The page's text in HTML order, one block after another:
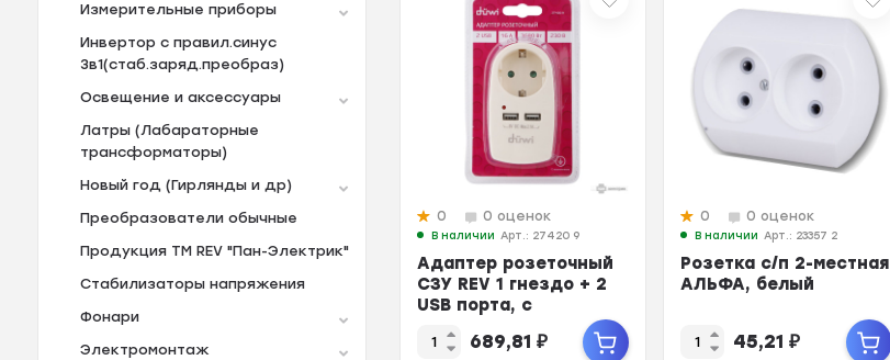
Измерительные приборы
Инвертор с правил.синус
3в1(стаб.заряд.преобраз)
Освещение и аксессуары
Латры (Лабараторные
трансформаторы)
Новый год (Гирлянды и др)
Преобразователи обычные
Продукция TM REV "Пан-Электрик"
Стабилизаторы напряжения
Фонари
Электромонтаж
0 0 оценок
В наличии Арт.: 27420 9
Адаптер розеточный
СЗУ REV 1 гнездо + 2
USB порта, с
слоновая ко...
689,81 ₽
0 0 оценок
В наличии Арт.: 23357 2
Розетка с/п 2-местная
АЛЬФА, белый
45,21 ₽